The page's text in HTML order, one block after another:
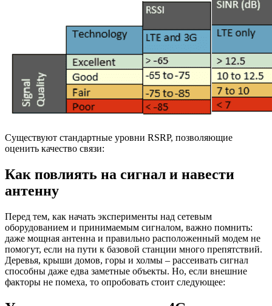
Существуют стандартные уровни RSRP, позволяющие
оценить качество связи:
Как повлиять на сигнал и навести
антенну
Перед тем, как начать эксперименты над сетевым
оборудованием и принимаемым сигналом, важно помнить:
даже мощная антенна и правильно расположенный модем не
помогут, если на пути к базовой станции много препятствий.
Деревья, крыши домов, горы и холмы – рассеивать сигнал
способны даже едва заметные объекты. Но, если внешние
факторы не помеха, то опробовать стоит следующее: